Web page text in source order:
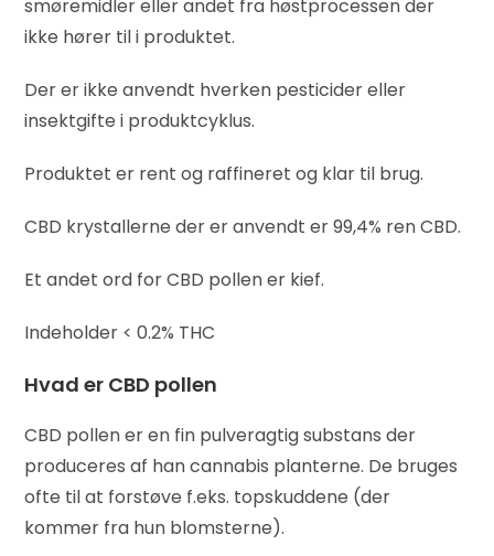
smøremidler eller andet fra høstprocessen der
ikke hører til i produktet.
Der er ikke anvendt hverken pesticider eller
insektgifte i produktcyklus.
Produktet er rent og raffineret og klar til brug.
CBD krystallerne der er anvendt er 99,4% ren CBD.
Et andet ord for CBD pollen er kief.
Indeholder < 0.2% THC
Hvad er CBD pollen
CBD pollen er en fin pulveragtig substans der
produceres af han cannabis planterne. De bruges
ofte til at forstøve f.eks. topskuddene (der
kommer fra hun blomsterne).